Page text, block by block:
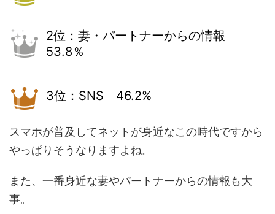
2位：妻・パートナーからの情報
53.8％
3位：SNS 46.2%
スマホが普及してネットが身近なこの時代ですから
やっぱりそうなりますよね。
また、一番身近な妻やパートナーからの情報も大
事。